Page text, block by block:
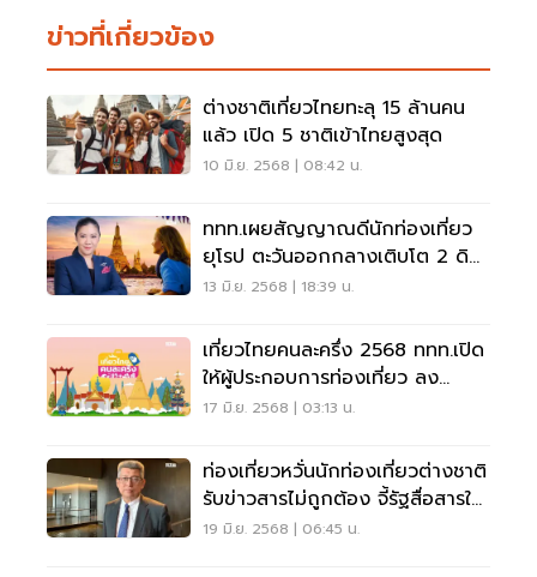
ข่าวที่เกี่ยวข้อง
ต่างชาติเที่ยวไทยทะลุ 15 ล้านคน
แล้ว เปิด 5 ชาติเข้าไทยสูงสุด
10 มิ.ย. 2568 | 08:42 น.
ททท.เผยสัญญาณดีนักท่องเที่ยว
ยุโรป ตะวันออกกลางเติบโต 2 ดิ
จิต แม้เข้าโลว์ซีซัน
13 มิ.ย. 2568 | 18:39 น.
เที่ยวไทยคนละครึ่ง 2568 ททท.เปิด
ให้ผู้ประกอบการท่องเที่ยว ลง
ทะเบียนเข้าร่วมแล้ว
17 มิ.ย. 2568 | 03:13 น.
ท่องเที่ยวหวั่นนักท่องเที่ยวต่างชาติ
รับข่าวสารไม่ถูกต้อง จี้รัฐสื่อสารให้
ชัดเจน
19 มิ.ย. 2568 | 06:45 น.